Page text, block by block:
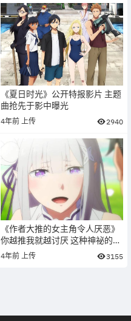
《夏日时光》公开特报影片 主题
曲抢先于影中曝光
4年前 上传 2940
《作者大推的女主角令人厌恶》
你越推我就越讨厌 这种神祕的现
象会让你想到谁？
4年前 上传 3155